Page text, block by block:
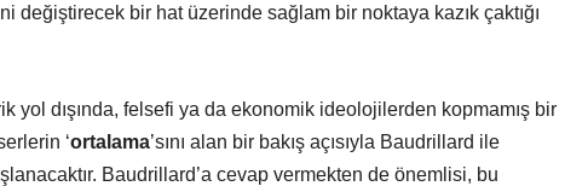
değiştirecek bir hat üzerinde sağlam bir noktaya kazık çaktığı
yol dışında, felsefi ya da ekonomik ideolojilerden kopmamış bir
‘ortalama’sını alan bir bakış açısıyla Baudrillard ile
Baudrillard’a cevap vermekten de önemlisi, bu